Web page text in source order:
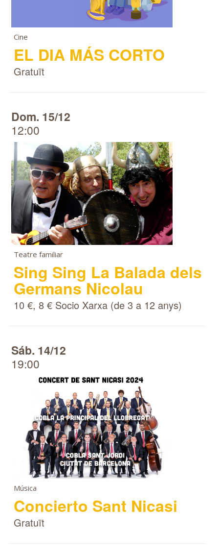
Cine
EL DIA MÁS CORTO
Gratuït
Dom. 15/12
12:00
Teatre familiar
Sing Sing La Balada dels
Germans Nicolau
10 €, 8 € Socio Xarxa (de 3 a 12 anys)
Sáb. 14/12
19:00
Música
Concierto Sant Nicasi
Gratuït